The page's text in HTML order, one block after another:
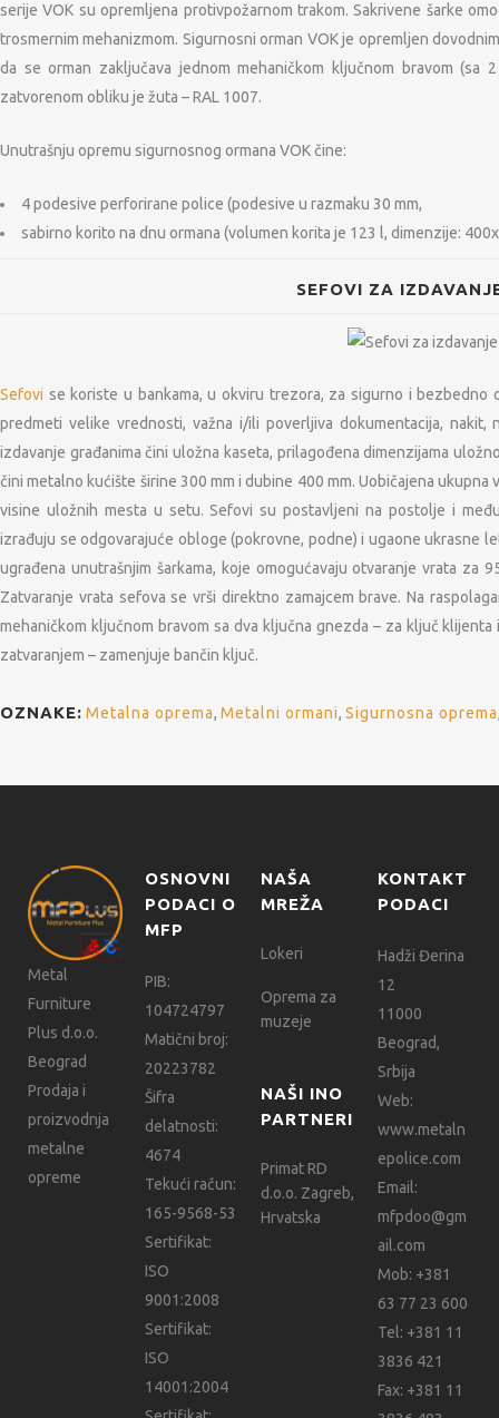
serije VOK su opremljena protivpožarnom trakom. Sakrivene šarke
trosmernim mehanizmom. Sigurnosni orman VOK je opremljen
da se orman zaključava jednom mehaničkom ključnom bravom (sa
zatvorenom obliku je žuta – RAL 1007.
Unutrašnju opremu sigurnosnog ormana VOK čine:
4 podesive perforirane police (podesive u razmaku 30 mm,
sabirno korito na dnu ormana (volumen korita je 123 l, dimenzije:
SEFOVI ZA
Sefovi se koriste u bankama, u okviru trezora, za sigurno i
predmeti velike vrednosti, važna i/ili poverljiva dokumentacija,
izdavanje građanima čini uložna kaseta, prilagođena dimenzijama
čini metalno kućište širine 300 mm i dubine 400 mm. Uobičajena
visine uložnih mesta u setu. Sefovi su postavljeni na postolje i
izrađuju se odgovarajuće obloge (pokrovne, podne) i ugaone ukrasne
ugrađena unutrašnjim šarkama, koje omogućavaju otvaranje vrata za
Zatvaranje vrata sefova se vrši direktno zamajcem brave. Na
mehaničkom ključnom bravom sa dva ključna gnezda – za ključ
zatvaranjem – zamenjuje bančin ključ.
OZNAKE: Metalna oprema, Metalni ormani, Sigurnosna oprema
Metal
Furniture
Plus d.o.o.
Beograd
Prodaja i
proizvodnja
metalne
opreme
OSNOVNI
PODACI O
MFP
PIB:
104724797
Matični broj:
20223782
Šifra
delatnosti:
4674
Tekući račun:
165-9568-53
Sertifikat:
ISO
9001:2008
Sertifikat:
ISO
14001:2004
NAŠA
MREŽA
Lokeri
Oprema za
muzeje
NAŠI INO
PARTNERI
Primat RD
d.o.o. Zagreb,
Hrvatska
KONTAKT
PODACI
Hadži Đerina
12
11000
Beograd,
Srbija
Web:
www.metaln
epolice.com
Email:
mfpdoo@gm
ail.com
Mob: +381
63 77 23 600
Tel: +381 11
3836 421
Fax: +381 11